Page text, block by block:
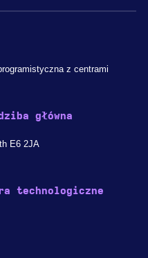
z centrami
główna
E6 2JA
technologiczne